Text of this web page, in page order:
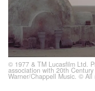
© 1977 & TM Lucasfilm Ltd.
association with 20th
Warner/Chappell Music. © All